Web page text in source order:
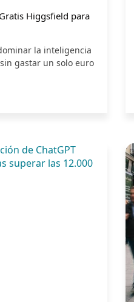
Higgsfield para
la inteligencia
gastar un solo euro